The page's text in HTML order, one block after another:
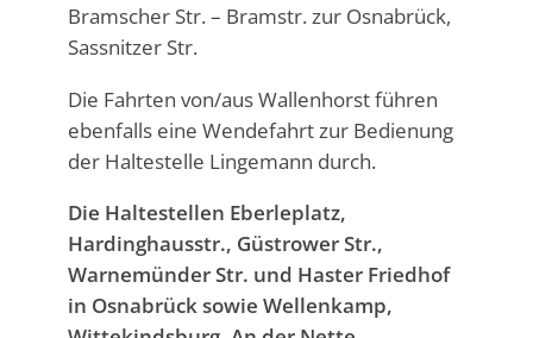
Bramscher Str. – Bramstr. zur Osnabrück,
Sassnitzer Str.
Die Fahrten von/aus Wallenhorst führen
ebenfalls eine Wendefahrt zur Bedienung
der Haltestelle Lingemann durch.
Die Haltestellen Eberleplatz,
Hardinghausstr., Güstrower Str.,
Warnemünder Str. und Haster Friedhof
in Osnabrück sowie Wellenkamp,